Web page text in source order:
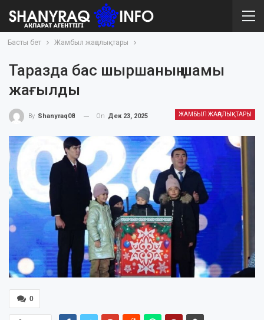
Басты бет Жамбыл жаңалықтары
Таразда бас шыршаның шамы
жағылды
ЖАМБЫЛ ЖАҢАЛЫҚТАРЫ
By Shanyraq08 On Дек 23, 2025
0